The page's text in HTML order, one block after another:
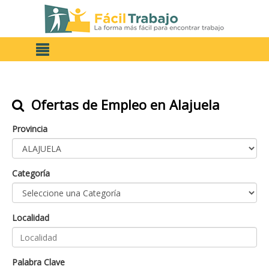
Ofertas de Empleo en Alajuela
Provincia
Categoría
Localidad
Palabra Clave